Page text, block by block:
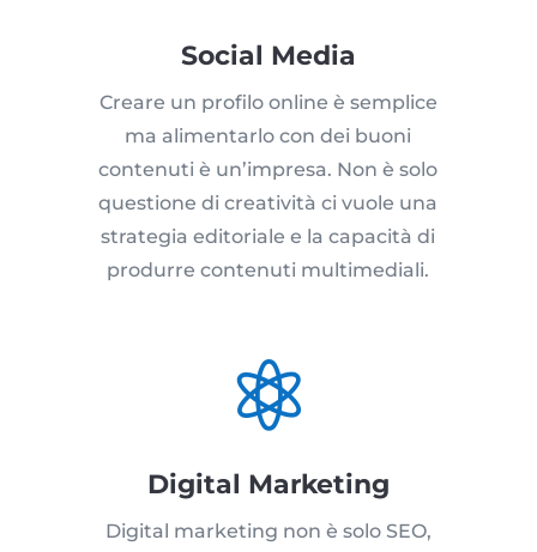
Social Media
Creare un profilo online è semplice
ma alimentarlo con dei buoni
contenuti è un’impresa. Non è solo
questione di creatività ci vuole una
strategia editoriale e la capacità di
produrre contenuti multimediali.

Digital Marketing
Digital marketing non è solo SEO,